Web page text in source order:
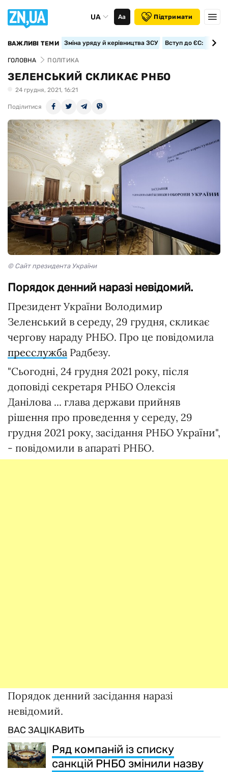
UA Аа Підтримати
ВАЖЛИВІ ТЕМИ Зміна уряду й керівництва ЗСУ Вступ до ЄС:
ГОЛОВНА ПОЛІТИКА
ЗЕЛЕНСЬКИЙ СКЛИКАЄ РНБО
24 грудня, 2021, 16:21
Поділитися
© Сайт президента України
Порядок денний наразі невідомий.
Президент України Володимир
Зеленський в середу, 29 грудня, скликає
чергову нараду РНБО. Про це повідомила
пресслужба Радбезу.
"Сьогодні, 24 грудня 2021 року, після
доповіді секретаря РНБО Олексія
Данілова ... глава держави прийняв
рішення про проведення у середу, 29
грудня 2021 року, засідання РНБО України",
- повідомили в апараті РНБО.
Порядок денний засідання наразі
невідомий.
ВАС ЗАЦІКАВИТЬ
Ряд компаній із списку
санкцій РНБО змінили назву